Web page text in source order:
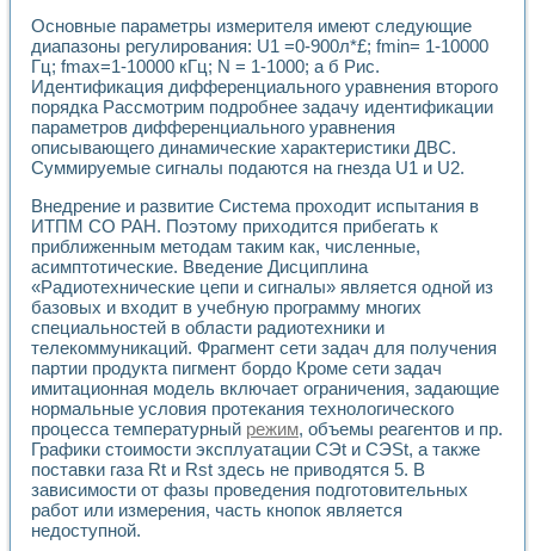
Применение LabVIEW для исследования течения в
Создание виртуальной работы «Изучение магнитных
Обратный маятник
Устройство для изучения основ интерфейсов обмена по
Лабораторный практикум: изучение адиабатического
Стенд для исследования электрических переходных
Система статистической обработки результатов
Модельно-измерительный комплекс. Назначение. Состав.
Использование технологий NATIONAL INSTRUMENTS
Учебный практикум "Спектральный и корреляционный
Учебный стенд для исследования принципа действия
Оборудование и программное обеспечение учебных
Виртуальный лабораторный практикум для изучения
Управление роботом ТУР-10 средствами LabVIEW
Аппаратно-программный комплекс для исследования
Автоматизированный дистанционный лабораторный
Исследование возможности реставрации одномерных
Использование технологий NATIONAL INSTRUMENTS в
Разработка модификаций алгоритма полигармонической
Учебный стенд для исследования принципа действия
Виртуальная система поддержки принимаемых решений в
Преемственность дисциплин «Моделирование систем» и
Основные параметры измерителя имеют следующие
диапазоны регулирования: U1 =0-900л*£; fmin= 1-10000
Гц; fmax=1-10000 кГц; N = 1-1000; а б Рис.
Идентификация дифференциального уравнения второго
порядка Рассмотрим подробнее задачу идентификации
параметров дифференциального уравнения
описывающего динамические характеристики ДВС.
Суммируемые сигналы подаются на гнезда U1 и U2.
Внедрение и развитие Система проходит испытания в
ИТПМ СО РАН. Поэтому приходится прибегать к
приближенным методам таким как, численные,
асимптотические. Введение Дисциплина
«Радиотехнические цепи и сигналы» является одной из
базовых и входит в учебную программу многих
специальностей в области радиотехники и
телекоммуникаций. Фрагмент сети задач для получения
партии продукта пигмент бордо Кроме сети задач
имитационная модель включает ограничения, задающие
нормальные условия протекания технологического
процесса температурный режим, объемы реагентов и пр.
Графики стоимости эксплуатации CЭt и CЭSt, a также
поставки газа Rt и Rst здесь не приводятся 5. В
зависимости от фазы проведения подготовительных
работ или измерения, часть кнопок является
недоступной.